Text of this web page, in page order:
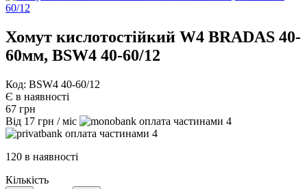
Хомут кислотостійкий W4 BRADAS 40-
60мм, BSW4 40-60/12
Код: BSW4 40-60/12
Є в наявності
67 грн
Від 17 грн / міс
4
4
120 в наявності
Кількість